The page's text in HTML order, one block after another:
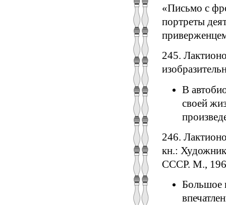
«Письмо с
портреты
245.
В
своей
246.
кн.:
СССР. М.,
Большое